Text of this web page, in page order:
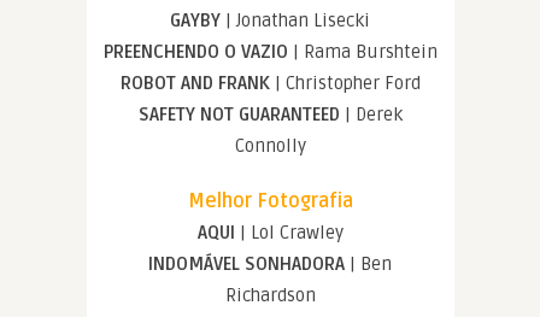
GAYBY | Jonathan Lisecki
PREENCHENDO O VAZIO | Rama Burshtein
ROBOT AND FRANK| Christopher Ford
SAFETY NOT GUARANTEED | Derek
Connolly
Melhor Fotografia
AQUI | Lol Crawley
INDOMÁVEL SONHADORA | Ben
Richardson